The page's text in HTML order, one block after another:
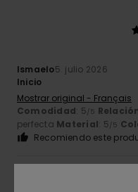
Ismaelo5. julio 2026
Inicio
Mostrar original - Français
Comodidad: 5/5
perfecta Material: 5/5
Recomiendo este